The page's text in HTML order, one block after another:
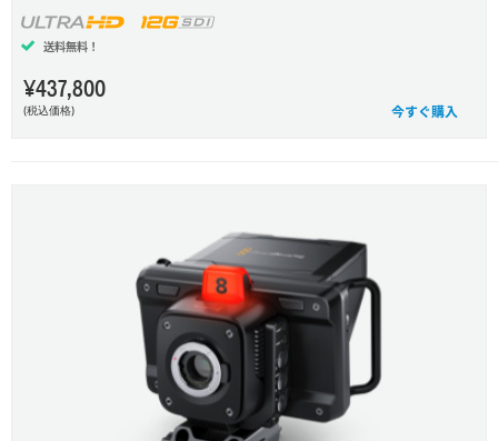
Spain
United Kingdom
United States
送料無料！
¥437,800
(税込価格) 今すぐ購入